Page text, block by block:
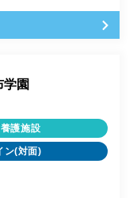
学園
護施設
ン(対面)